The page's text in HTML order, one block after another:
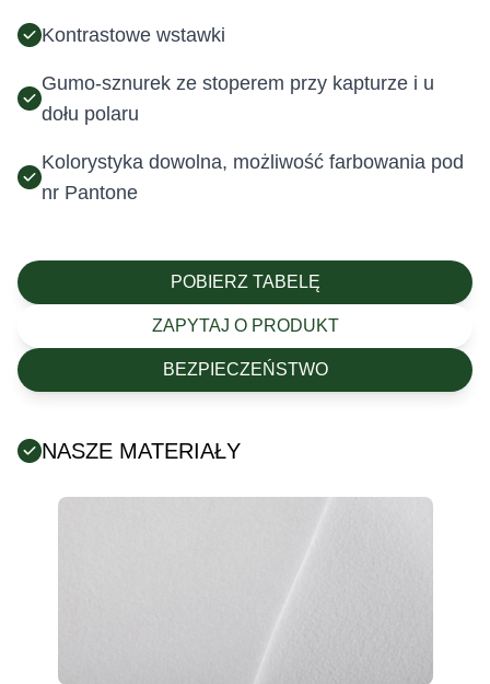
Kontrastowe wstawki
Gumo-sznurek ze stoperem przy kapturze i u
dołu polaru
Kolorystyka dowolna, możliwość farbowania pod
nr Pantone
POBIERZ TABELĘ
ZAPYTAJ O PRODUKT
BEZPIECZEŃSTWO
szkodliwych substancji chemicznych).
NASZE MATERIAŁY